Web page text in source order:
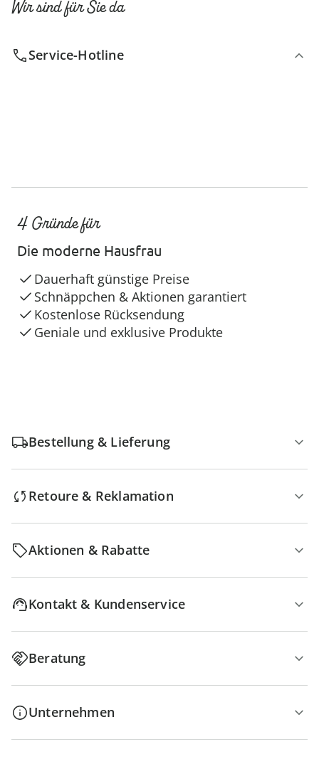
Wir sind für Sie da
Service-Hotline
4 Gründe für
Die moderne Hausfrau
Dauerhaft günstige Preise
Schnäppchen & Aktionen garantiert
Kostenlose Rücksendung
Geniale und exklusive Produkte
Bestellung & Lieferung
Retoure & Reklamation
Aktionen & Rabatte
Kontakt & Kundenservice
Beratung
Unternehmen